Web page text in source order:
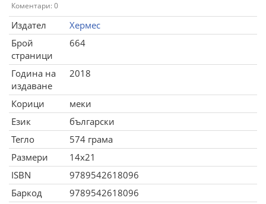
Коментари: 0
Издател
Хермес
Брой
страници
664
Година на
издаване
2018
Корици
меки
Език
български
Тегло
574 грама
Размери
14x21
ISBN
9789542618096
Баркод
9789542618096